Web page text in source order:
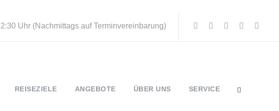
Uhr (Nachmittags auf Terminvereinbarung)
REISEZIELE ANGEBOTE ÜBER UNS SERVICE